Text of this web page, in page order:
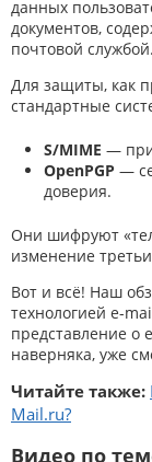
данных
документов,
почтовой службой.
Для защиты, как
стандартные
S/MIME —
OpenPGP —
доверия.
Они шифруют
изменение
Вот и всё! Наш
технологией e-
представление о
наверняка, уже
Читайте также:
Mail.ru?
Видео по